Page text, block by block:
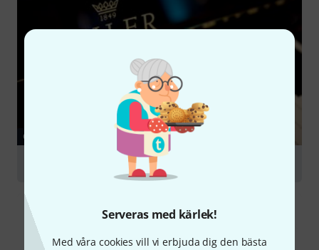
Serveras med kärlek!
Med våra cookies vill vi erbjuda dig den bästa
GUIDE